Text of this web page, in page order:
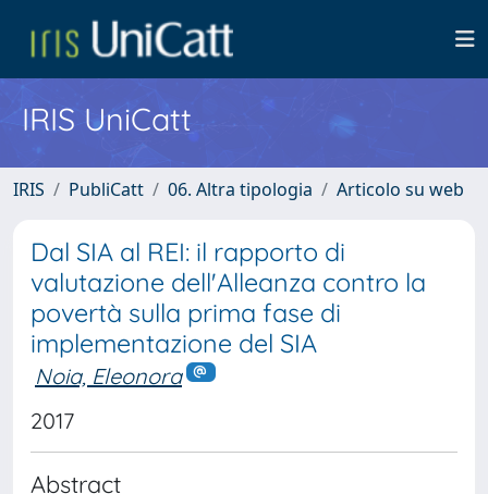
IRIS UniCatt
IRIS PubliCatt 06. Altra tipologia Articolo su web
Dal SIA al REI: il rapporto di
valutazione dell'Alleanza contro la
povertà sulla prima fase di
implementazione del SIA
Noia, Eleonora
2017
Abstract